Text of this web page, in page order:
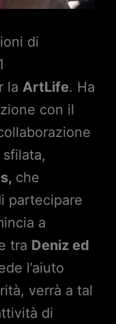
di
la ArtLife. Ha
con il
che
partecipare
a
tra Deniz ed
l’aiuto
verrà a tal
di